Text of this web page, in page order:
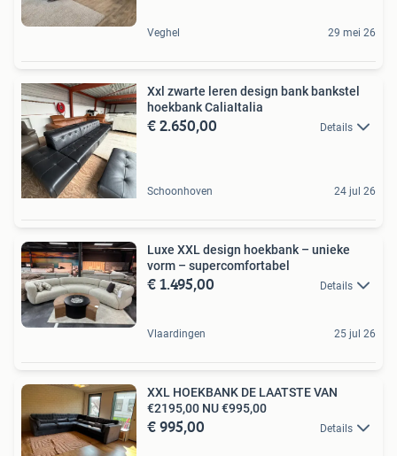
Veghel 29 mei 26
Xxl zwarte leren design bank bankstel
hoekbank CaliaItalia
€ 2.650,00 Details
Schoonhoven 24 jul 26
Luxe XXL design hoekbank – unieke
vorm – supercomfortabel
€ 1.495,00 Details
Vlaardingen 25 jul 26
XXL HOEKBANK DE LAATSTE VAN
€2195,00 NU €995,00
€ 995,00 Details